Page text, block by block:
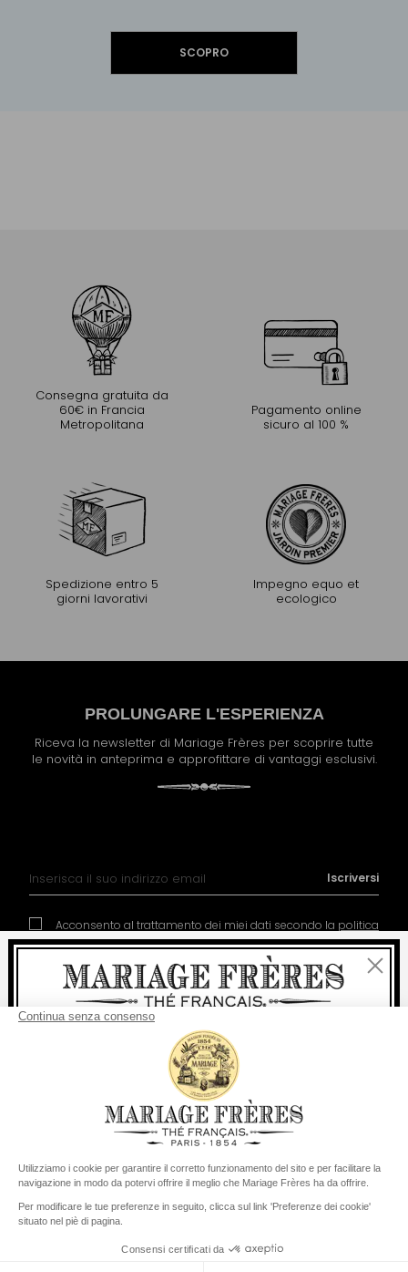
SCOPRO
Consegna gratuita da
60€ in Francia
Metropolitana
Pagamento online
sicuro al 100 %
Spedizione entro 5
giorni lavorativi
Impegno equo et
ecologico
PROLUNGARE L'ESPERIENZA
Riceva la newsletter di Mariage Frères per scoprire tutte
le novità in anteprima e approfittare di vantaggi esclusivi.
Acconsento al trattamento dei miei dati secondo la politica
di gestione dei dati personali
Iscriversi
La nostra storia
Condizioni generali di vendita
Diventare socio
Politica dei cookies
Preferenze per i cookie
© COPYRIGHT 2026 / MARIAGE FRERES
Chiudi
Benvenuti
Per ogni acquisto, laconsegna
da 60 € in Francia Metropolitana
per il resto del mondo
Il suo paese di consegna è definito suStati Uniti
Cambiare il paese/la regione